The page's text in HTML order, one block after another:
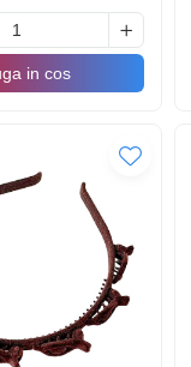
in cos